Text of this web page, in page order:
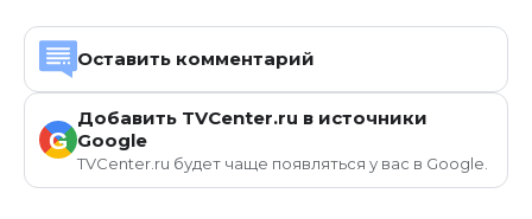
Оставить комментарий
G
Добавить TVCenter.ru в источники
Google
TVCenter.ru будет чаще появляться у вас в Google.